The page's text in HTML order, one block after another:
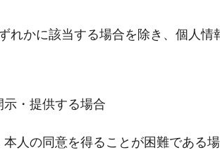
かに該当する場合を除き、個人情
・提供する場合
人の同意を得ることが困難である